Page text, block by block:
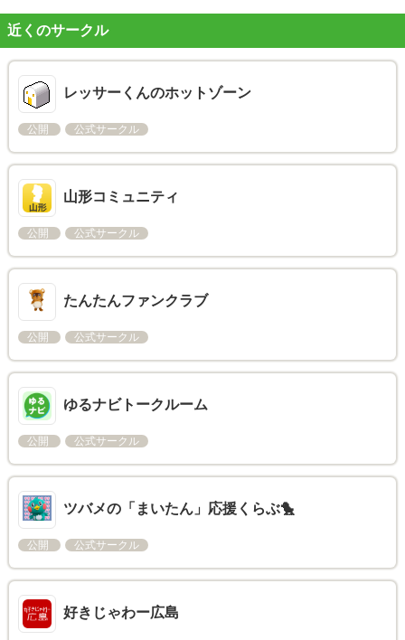
近くのサークル
レッサーくんのホットゾーン
公開 公式サークル
山形コミュニティ
公開 公式サークル
たんたんファンクラブ
公開 公式サークル
ゆるナビトークルーム
公開 公式サークル
ツバメの「まいたん」応援くらぶ🐤
公開 公式サークル
好きじゃわー広島